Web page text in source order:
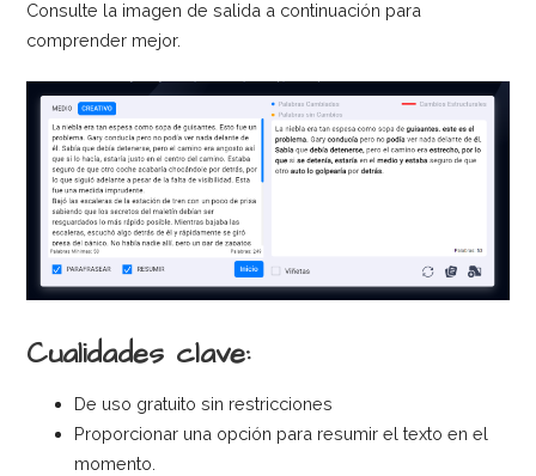
Consulte la imagen de salida a continuación para
comprender mejor.
Cualidades clave:
De uso gratuito sin restricciones
Proporcionar una opción para resumir el texto en el
momento.